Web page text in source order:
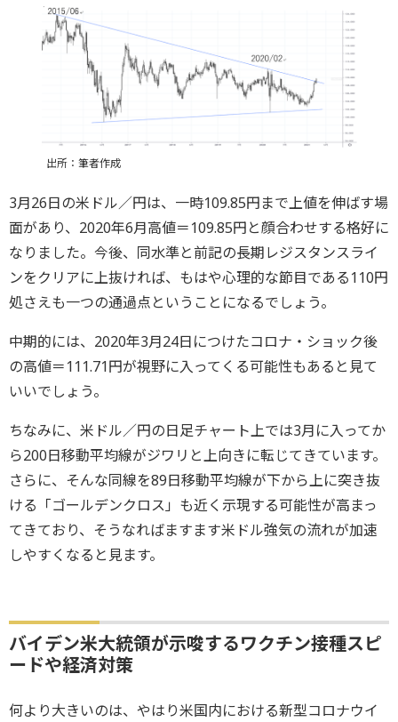
出所：筆者作成
3月26日の米ドル／円は、一時109.85円まで上値を伸ばす場
面があり、2020年6月高値＝109.85円と顔合わせする格好に
なりました。今後、同水準と前記の長期レジスタンスライ
ンをクリアに上抜ければ、もはや心理的な節目である110円
処さえも一つの通過点ということになるでしょう。
中期的には、2020年3月24日につけたコロナ・ショック後
の高値＝111.71円が視野に入ってくる可能性もあると見て
いいでしょう。
ちなみに、米ドル／円の日足チャート上では3月に入ってか
ら200日移動平均線がジワリと上向きに転じてきています。
さらに、そんな同線を89日移動平均線が下から上に突き抜
ける「ゴールデンクロス」も近く示現する可能性が高まっ
てきており、そうなればますます米ドル強気の流れが加速
しやすくなると見ます。
バイデン米大統領が示唆するワクチン接種スピ
ードや経済対策
何より大きいのは、やはり米国内における新型コロナウイ